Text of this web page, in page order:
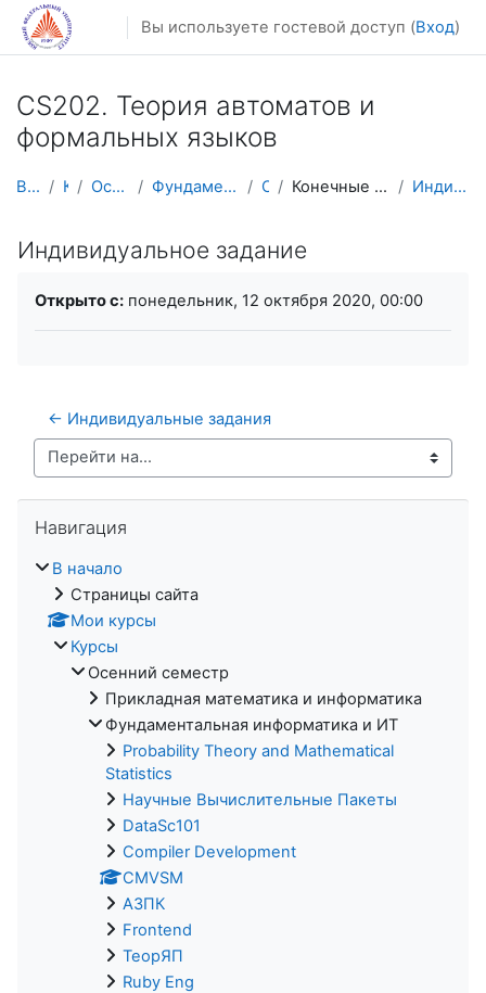
Перейти к основному содержанию
Вы используете гостевой доступ (Вход)
CS202. Теория автоматов и
формальных языков
В начало Курсы Осенний семестр Фундаментальная информатика и ИТ CS202 Конечные автоматы и регулярные языки Индивидуальное задание
Индивидуальное задание
Открыто с: понедельник, 12 октября 2020, 00:00
← Индивидуальные задания
Перейти на...
Навигация
В начало
Страницы сайта
Мои курсы
Курсы
Осенний семестр
Прикладная математика и информатика
Фундаментальная информатика и ИТ
Probability Theory and Mathematical
Statistics
Научные Вычислительные Пакеты
DataSc101
Compiler Development
CMVSM
АЗПК
Frontend
ТеорЯП
Ruby Eng